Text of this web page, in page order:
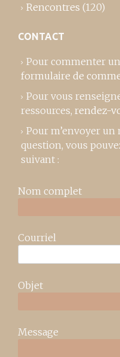
Rencontres (120)
CONTACT
Pour commenter
formulaire de
Pour vous
ressources, rendez-
Pour m’envoyer un
question, vous
suivant :
Nom complet
Courriel
Objet
Message